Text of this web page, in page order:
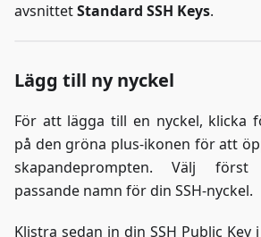
avsnittetStandard SSH Keys.
Lägg till ny nyckel
För att lägga till en nyckel, klicka
på den gröna plus-ikonen för att
skapandeprompten. Välj
passande namn för din SSH-nyckel.
Klistra sedan in din SSH Public Key